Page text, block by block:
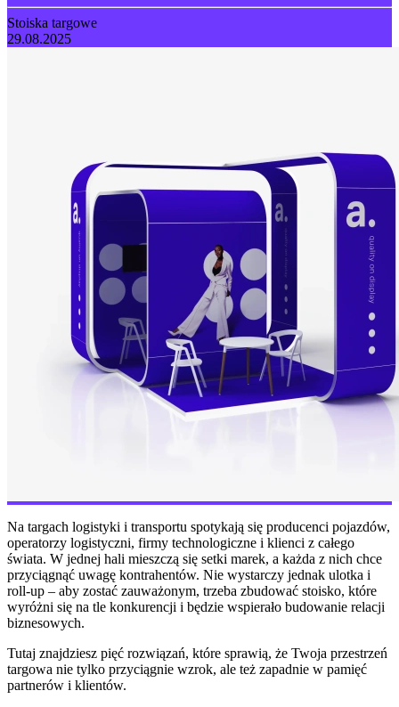
Stoiska targowe
29.08.2025
Na targach logistyki i transportu spotykają się producenci pojazdów,
operatorzy logistyczni, firmy technologiczne i klienci z całego
świata. W jednej hali mieszczą się setki marek, a każda z nich chce
przyciągnąć uwagę kontrahentów. Nie wystarczy jednak ulotka i
roll-up – aby zostać zauważonym, trzeba zbudować stoisko, które
wyróżni się na tle konkurencji i będzie wspierało budowanie relacji
biznesowych.
Tutaj znajdziesz pięć rozwiązań, które sprawią, że Twoja przestrzeń
targowa nie tylko przyciągnie wzrok, ale też zapadnie w pamięć
partnerów i klientów.